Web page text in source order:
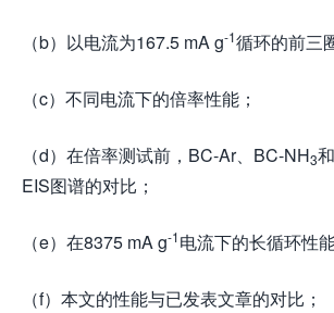
（b）以电流为167.5 mA g-1循环的前三
（c）不同电流下的倍率性能；
（d）在倍率测试前，BC-Ar、BC-NH3
EIS图谱的对比；
（e）在8375 mA g-1电流下的长循环性能
（f）本文的性能与已发表文章的对比；